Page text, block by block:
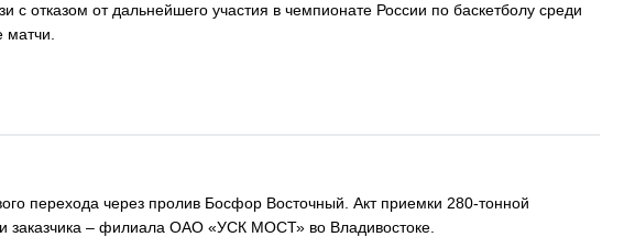
отказом от дальнейшего участия в чемпионате России по баскетболу среди
перехода через пролив Босфор Восточный. Акт приемки 280-тонной
и заказчика – филиала ОАО «УСК МОСТ» во Владивостоке.